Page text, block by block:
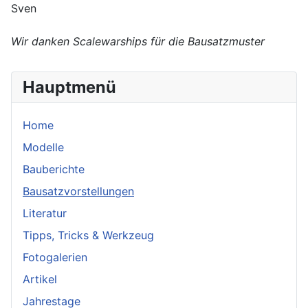
Hauptmenü
Home
Modelle
Bauberichte
Bausatzvorstellungen
Literatur
Tipps, Tricks & Werkzeug
Fotogalerien
Artikel
Jahrestage
Sven
Wir danken Scalewarships für die Bausatzmuster